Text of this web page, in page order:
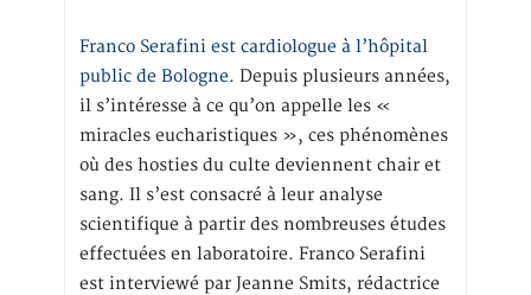
Franco Serafini est cardiologue à l’hôpital
public de Bologne. Depuis plusieurs années,
il s’intéresse à ce qu’on appelle les «
miracles eucharistiques », ces phénomènes
où des hosties du culte deviennent chair et
sang. Il s’est consacré à leur analyse
scientifique à partir des nombreuses études
effectuées en laboratoire. Franco Serafini
est interviewé par Jeanne Smits, rédactrice